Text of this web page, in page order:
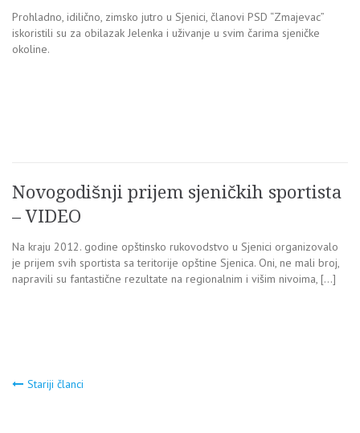
Prohladno, idilično, zimsko jutro u Sjenici, članovi PSD “Zmajevac”
iskoristili su za obilazak Jelenka i uživanje u svim čarima sjeničke
okoline.
Novogodišnji prijem sjeničkih sportista
– VIDEO
Na kraju 2012. godine opštinsko rukovodstvo u Sjenici organizovalo
je prijem svih sportista sa teritorije opštine Sjenica. Oni, ne mali broj,
napravili su fantastične rezultate na regionalnim i višim nivoima, […]
Navigacija
Stariji članci